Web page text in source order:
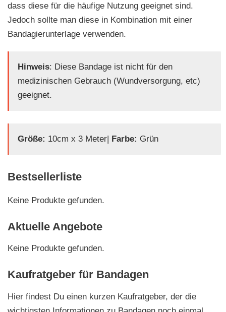
dass diese für die häufige Nutzung geeignet sind.
Jedoch sollte man diese in Kombination mit einer
Bandagierunterlage verwenden.
Hinweis: Diese Bandage ist nicht für den
medizinischen Gebrauch (Wundversorgung, etc)
geeignet.
Größe: 10cm x 3 Meter| Farbe: Grün
Bestsellerliste
Keine Produkte gefunden.
Aktuelle Angebote
Keine Produkte gefunden.
Kaufratgeber für Bandagen
Hier findest Du einen kurzen Kaufratgeber, der die